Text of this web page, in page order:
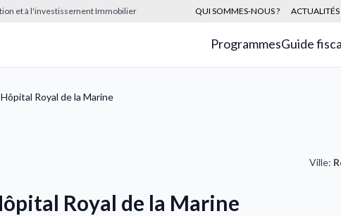
et à l'investissement Immobilier QUI SOMMES-NOUS ? ACTUALITÉS
ProgrammesGuide
Royal de la Marine
Ville:
Royal de la Marine